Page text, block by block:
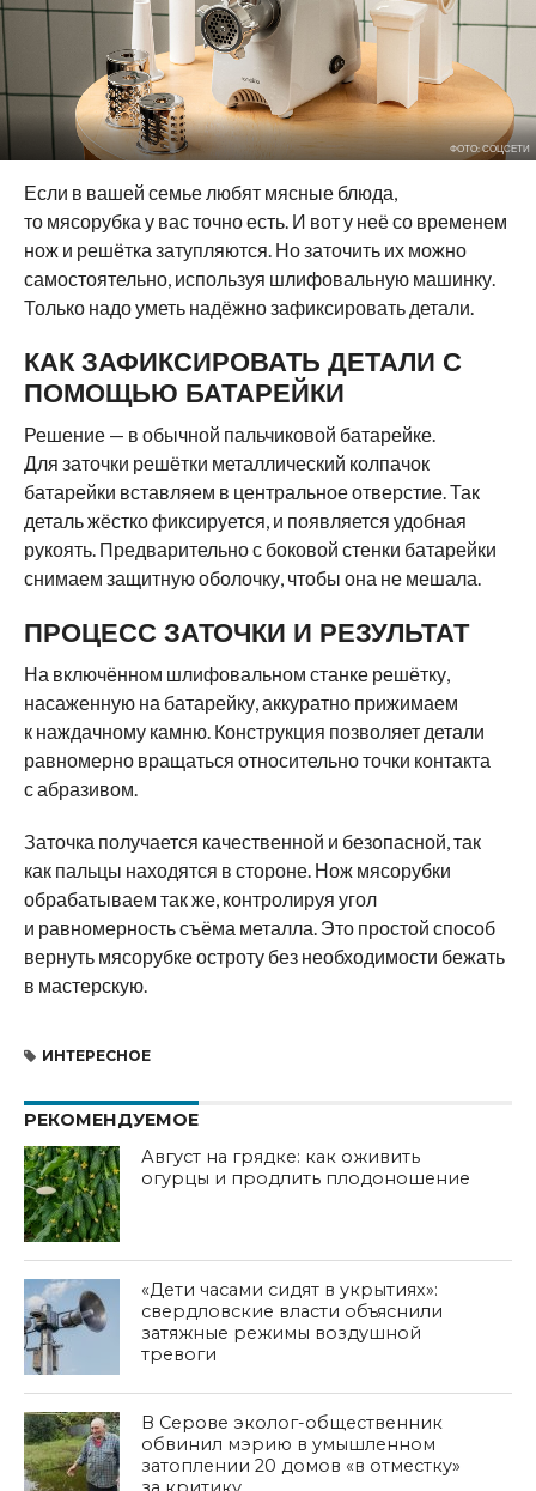
ФОТО: СОЦСЕТИ
Если в вашей семье любят мясные блюда,
то мясорубка у вас точно есть. И вот у неё со временем
нож и решётка затупляются. Но заточить их можно
самостоятельно, используя шлифовальную машинку.
Только надо уметь надёжно зафиксировать детали.
КАК ЗАФИКСИРОВАТЬ ДЕТАЛИ С
ПОМОЩЬЮ БАТАРЕЙКИ
Решение — в обычной пальчиковой батарейке.
Для заточки решётки металлический колпачок
батарейки вставляем в центральное отверстие. Так
деталь жёстко фиксируется, и появляется удобная
рукоять. Предварительно с боковой стенки батарейки
снимаем защитную оболочку, чтобы она не мешала.
ПРОЦЕСС ЗАТОЧКИ И РЕЗУЛЬТАТ
На включённом шлифовальном станке решётку,
насаженную на батарейку, аккуратно прижимаем
к наждачному камню. Конструкция позволяет детали
равномерно вращаться относительно точки контакта
с абразивом.
Заточка получается качественной и безопасной, так
как пальцы находятся в стороне. Нож мясорубки
обрабатываем так же, контролируя угол
и равномерность съёма металла. Это простой способ
вернуть мясорубке остроту без необходимости бежать
в мастерскую.
ИНТЕРЕСНОЕ
РЕКОМЕНДУЕМОЕ
Август на грядке: как оживить
огурцы и продлить плодоношение
«Дети часами сидят в укрытиях»:
свердловские власти объяснили
затяжные режимы воздушной
тревоги
В Серове эколог-общественник
обвинил мэрию в умышленном
затоплении 20 домов «в отместку»